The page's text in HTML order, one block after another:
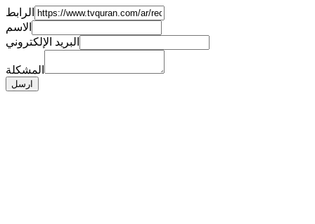
الرابط
الاسم
البريد الإلكتروني
المشكلة
ارسل